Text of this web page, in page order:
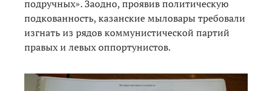
подручных». Заодно, проявив политическую
подкованность, казанские мыловары требовали
изгнать из рядов коммунистической партий
правых и левых оппортунистов.